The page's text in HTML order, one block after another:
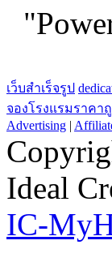
เว็บสำเร็จรูป
จองโรงแรมราคา
Advertising
Ideal
IC-